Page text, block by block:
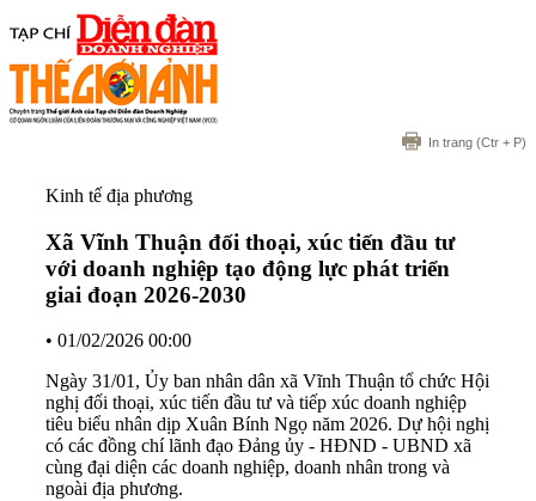
In trang (Ctr + P)
Kinh tế địa phương
Xã Vĩnh Thuận đối thoại, xúc tiến đầu tư
với doanh nghiệp tạo động lực phát triển
giai đoạn 2026-2030
• 01/02/2026 00:00
Ngày 31/01, Ủy ban nhân dân xã Vĩnh Thuận tổ chức Hội
nghị đối thoại, xúc tiến đầu tư và tiếp xúc doanh nghiệp
tiêu biểu nhân dịp Xuân Bính Ngọ năm 2026. Dự hội nghị
có các đồng chí lãnh đạo Đảng ủy - HĐND - UBND xã
cùng đại diện các doanh nghiệp, doanh nhân trong và
ngoài địa phương.